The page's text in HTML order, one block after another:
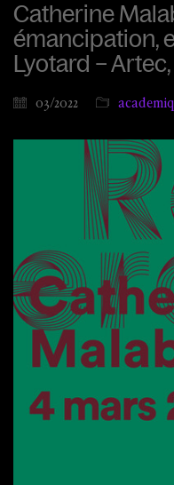
Catherine
émancipation,
Lyotard –
03/2022